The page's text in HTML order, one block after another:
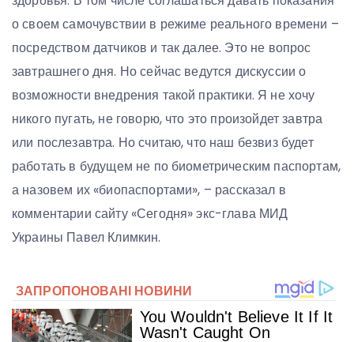
о своем самочувствии в режиме реального времени –
посредством датчиков и так далее. Это не вопрос
завтрашнего дня. Но сейчас ведутся дискуссии о
возможности внедрения такой практики. Я не хочу
никого пугать, не говорю, что это произойдет завтра
или послезавтра. Но считаю, что наш безвиз будет
работать в будущем не по биометрическим паспортам,
а назовем их «биопаспортами», – рассказал в
комментарии сайту «Сегодня» экс-глава МИД
Украины Павел Климкин.